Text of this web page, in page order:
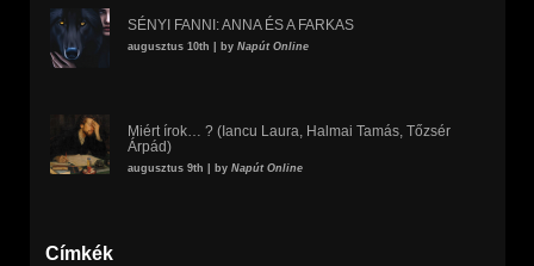
SÉNYI FANNI: ANNA ÉS A FARKAS
augusztus 10th | by Napút Online
Miért írok… ? (Iancu Laura, Halmai Tamás, Tőzsér
Árpád)
augusztus 9th | by Napút Online
Címkék